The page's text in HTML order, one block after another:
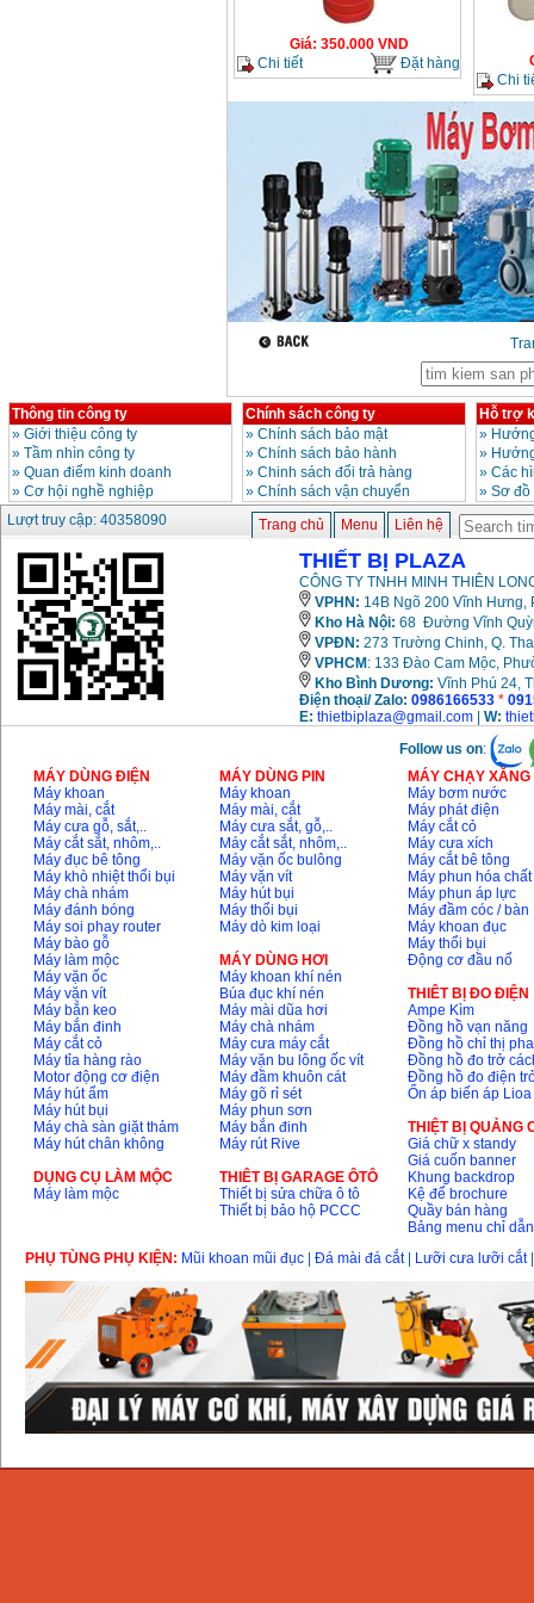
Giá: 350.000VND
Chi tiết
Đặt hàng
Chi
Thông tin công ty
» Giới thiệu công ty
» Tầm nhìn công ty
» Quan điểm kinh doanh
» Cơ hội nghề nghiệp
Chính sách công ty
» Chính sách bảo mật
» Chính sách bảo hành
» Chinh sách đổi trả hàng
» Chính sách vận chuyển
Hỗ trợ
»
»
» Các
» Sơ
Lượt truy cập: 40358090
Trang chủ Menu Liên hệ
THIẾT BỊ PLAZA
CÔNG TY TNHH MINH THIÊN
VPHN: 14B Ngõ 200 Vĩnh Hưng,
Kho Hà Nội: 68 Đường Vĩnh
VPĐN: 273 Trường Chinh, Q.
VPHCM : 133 Đào Cam Mộc,
Kho Bình Dương: Vĩnh Phú 24,
Điện thoại/ Zalo: 0986166533 *
E: thietbiplaza@gmail.com W:
Follow us on:
MÁY DÙNG ĐIỆN
Máy khoan
Máy mài, cắt
Máy cưa gỗ, sắt,..
Máy cắt sắt, nhôm,..
Máy đục bê tông
Máy khò nhiệt thổi bụi
Máy chà nhám
Máy đánh bóng
Máy soi phay router
Máy bào gỗ
Máy làm mộc
Máy vặn ốc
Máy vặn vít
Máy bắn keo
Máy bắn đinh
Máy cắt cỏ
Máy tỉa hàng rào
Motor động cơ điện
Máy hút ẩm
Máy hút bụi
Máy chà sàn giặt thảm
Máy hút chân không
DỤNG CỤ LÀM MỘC
Máy làm mộc
MÁY DÙNG PIN
Máy khoan
Máy mài, cắt
Máy cưa sắt, gỗ,..
Máy cắt sắt, nhôm,..
Máy vặn ốc bulông
Máy vặn vít
Máy hút bụi
Máy thổi bụi
Máy dò kim loại
MÁY DÙNG HƠI
Máy khoan khí nén
Búa đục khí nén
Máy mài dũa hơi
Máy chà nhám
Máy cưa máy cắt
Máy vặn bu lông ốc vít
Máy đầm khuôn cát
Máy gõ rỉ sét
Máy phun sơn
Máy bắn đinh
Máy rút Rive
THIÊT BỊ GARAGE ÔTÔ
Thiết bị sửa chữa ô tô
Thiết bị bảo hộ PCCC
MÁY CHẠY
Máy bơm nước
Máy phát điện
Máy cắt cỏ
Máy cưa xích
Máy cắt bê tông
Máy phun hóa chất
Máy phun áp lực
Máy đầm cóc / bàn
Máy khoan đục
Máy thổi bụi
Động cơ đầu nổ
THIÊT BỊ ĐO ĐIỆN
Ampe Kìm
Đồng hồ vạn năng
Đồng hồ chỉ thị pha
Đồng hồ đo trở
Đồng hồ đo điện
Ổn áp biến áp Lioa
THIỆT BỊ QUẢNG
Giá chữ x standy
Giá cuốn banner
Khung backdrop
Kệ để brochure
Quầy bán hàng
Bảng menu chỉ dẫn
PHỤ TÙNG PHỤ KIỆN: Mũi khoan mũi đục Đá mài đá cắt| Lưỡi cưa lưỡi cắt